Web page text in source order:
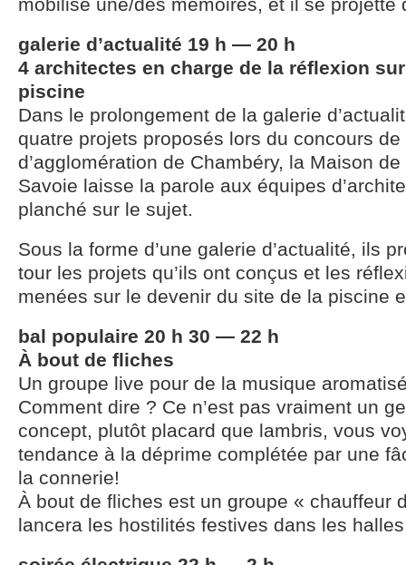
galerie d’actualité 19 h — 20 h
4 architectes en charge de la réflexion
piscine
Dans le prolongement de la galerie
quatre projets proposés lors du concours
d’agglomération de Chambéry, la Maison
Savoie laisse la parole aux équipes
planché sur le sujet.
Sous la forme d’une galerie d’actualité, ils
tour les projets qu’ils ont conçus et les
menées sur le devenir du site de la piscine
bal populaire 20 h 30 — 22 h
À bout de fliches
Un groupe live pour de la musique
Comment dire ? Ce n’est pas vraiment un
concept, plutôt placard que lambris, vous
tendance à la déprime complétée par une
la connerie!
À bout de fliches est un groupe « chauffeur
lancera les hostilités festives dans les